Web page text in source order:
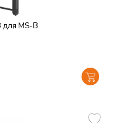
MS-B